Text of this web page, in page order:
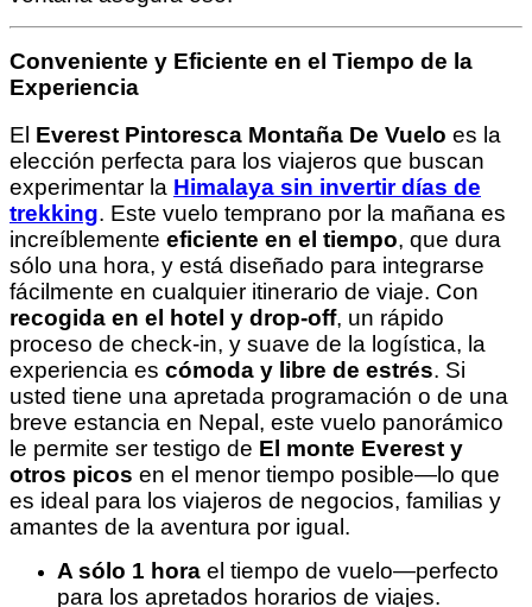
Conveniente y Eficiente en el Tiempo de la
Experiencia
El Everest Pintoresca Montaña De Vuelo es la
elección perfecta para los viajeros que buscan
experimentar la Himalaya sin invertir días de
trekking. Este vuelo temprano por la mañana es
increíblemente eficiente en el tiempo, que dura
sólo una hora, y está diseñado para integrarse
fácilmente en cualquier itinerario de viaje. Con
recogida en el hotel y drop-off, un rápido
proceso de check-in, y suave de la logística, la
experiencia es cómoda y libre de estrés. Si
usted tiene una apretada programación o de una
breve estancia en Nepal, este vuelo panorámico
le permite ser testigo de El monte Everest y
otros picos en el menor tiempo posible—lo que
es ideal para los viajeros de negocios, familias y
amantes de la aventura por igual.
A sólo 1 hora el tiempo de vuelo—perfecto
para los apretados horarios de viajes.